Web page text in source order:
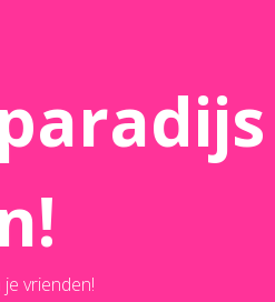
vrienden!